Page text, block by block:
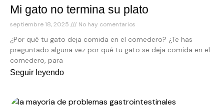
Mi gato no termina su plato
septiembre 18, 2025 No hay comentarios
¿Por qué tu gato deja comida en el comedero? ¿Te has
preguntado alguna vez por qué tu gato se deja comida en el
comedero, para
Seguir leyendo